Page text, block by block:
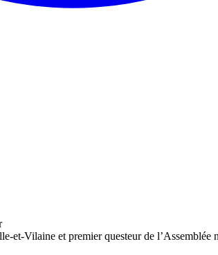
Vilaine et premier questeur de l’Assemblée